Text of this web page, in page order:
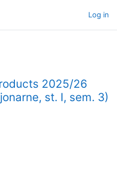
Log in
2025/26
st. I, sem. 3)